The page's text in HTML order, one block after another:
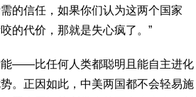
的信任，如果你们认为这两个国家
代价，那就是失心疯了。”
能——比任何人类都聪明且能自主进化
。正因如此，中美两国都不会轻易施